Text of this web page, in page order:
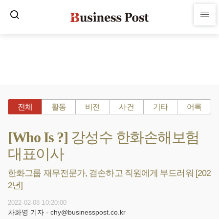
전체 활동 비전 사건 기타 어록
[Who Is ?] 강성수 한화손해보험
대표이사
한화그룹 재무전문가, 겸손하고 직원에게 부드러워 [202
2년]
2022-02-08 10:20:00
차화영 기자 - chy@businesspost.co.kr